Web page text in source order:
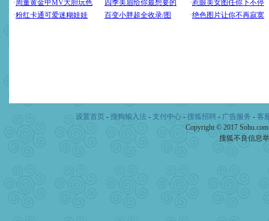
设置首页 - 搜狗输入法 - 支付中心- 搜狐招聘- 广告服务 - 客
Copyright © 2017
搜狐不良信息